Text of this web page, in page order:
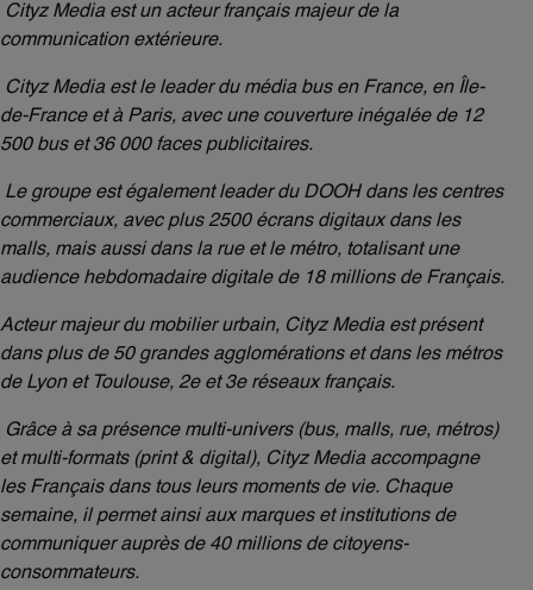
Cityz Media est un acteur français majeur de la
communication extérieure.
Cityz Media est le leader du média bus en France, en Île-
de-France et à Paris, avec une couverture inégalée de 12
500 bus et 36 000 faces publicitaires.
Le groupe est également leader du DOOH dans les centres
commerciaux, avec plus 2500 écrans digitaux dans les
malls, mais aussi dans la rue et le métro, totalisant une
audience hebdomadaire digitale de 18 millions de Français.
Acteur majeur du mobilier urbain, Cityz Media est présent
dans plus de 50 grandes agglomérations et dans les métros
de Lyon et Toulouse, 2e et 3e réseaux français.
Grâce à sa présence multi-univers (bus, malls, rue, métros)
et multi-formats (print & digital), Cityz Media accompagne
les Français dans tous leurs moments de vie. Chaque
semaine, il permet ainsi aux marques et institutions de
communiquer auprès de 40 millions de citoyens-
consommateurs.